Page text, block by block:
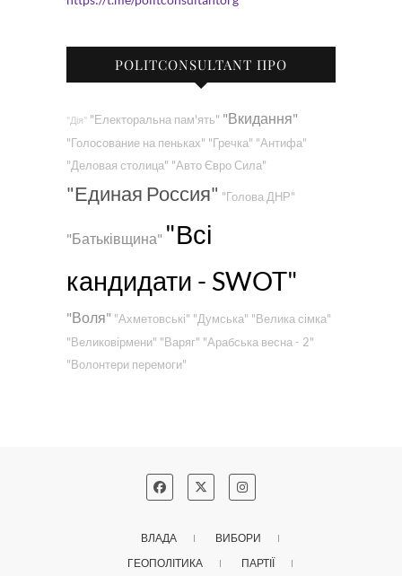
POLITCONSULTANT ПРО
"Дія" "Електоральна пам'ять" "Вкидання"
"Голосование на пеньках" "Гречка" "Антифа"
"Деловая столица" "Авто Євро Сила"
"Единая Россия" "Голова ДНР"
"Батьківщина" "Всі
кандидати - SWOT"
"Воля" "Ахметовські" "Думська" "Велика сімка"
"Великовірмени" "Варяг" "Арабська весна - 2"
"Волонтери перемоги"
ВЛАДА
ВИБОРИ
ГЕОПОЛІТИКА
ПАРТІЇ